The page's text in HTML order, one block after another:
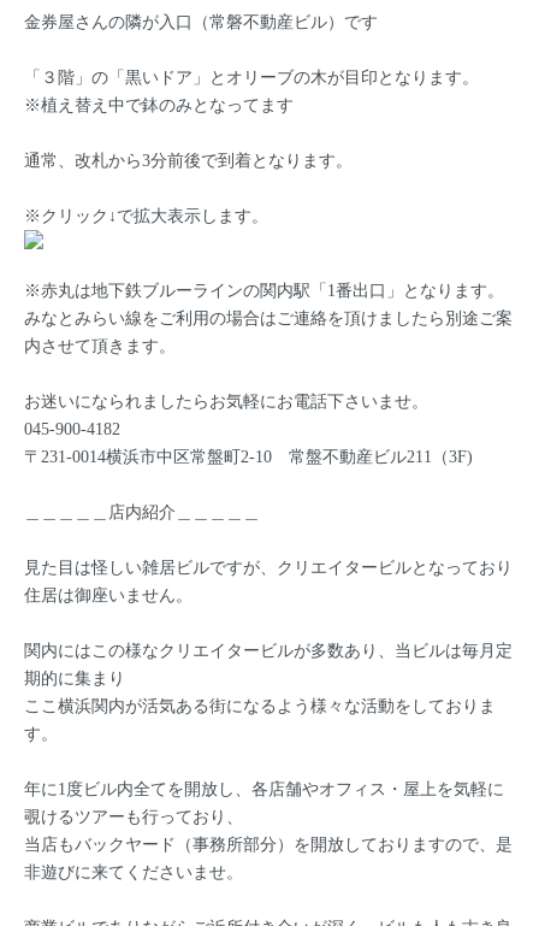
金券屋さんの隣が入口（常磐不動産ビル）です
「３階」の「黒いドア」とオリーブの木が目印となります。
※植え替え中で鉢のみとなってます
通常、改札から3分前後で到着となります。
※クリック↓で拡大表示します。
※赤丸は地下鉄ブルーラインの関内駅「1番出口」となります。
みなとみらい線をご利用の場合はご連絡を頂けましたら別途ご案
内させて頂きます。
お迷いになられましたらお気軽にお電話下さいませ。
045-900-4182
〒231-0014横浜市中区常盤町2-10 常盤不動産ビル211（3F)
＿＿＿＿＿店内紹介＿＿＿＿＿
見た目は怪しい雑居ビルですが、クリエイタービルとなっており
住居は御座いません。
関内にはこの様なクリエイタービルが多数あり、当ビルは毎月定
期的に集まり
ここ横浜関内が活気ある街になるよう様々な活動をしておりま
す。
年に1度ビル内全てを開放し、各店舗やオフィス・屋上を気軽に
覗けるツアーも行っており、
当店もバックヤード（事務所部分）を開放しておりますので、是
非遊びに来てくださいませ。